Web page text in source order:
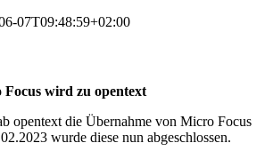
07T09:48:59+02:00
Focus wird zu opentext
opentext die Übernahme von Micro Focus
wurde diese nun abgeschlossen.